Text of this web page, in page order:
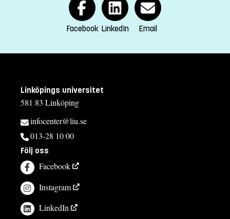
Facebook LinkedIn Email
Linköpings universitet
581 83 Linköping
infocenter@liu.se
013-28 10 00
Följ oss
Facebook
Instagram
LinkedIn